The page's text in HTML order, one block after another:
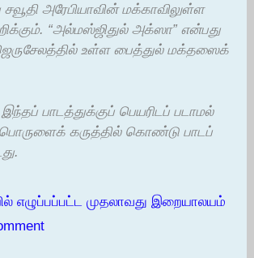
அரேபியாவின் மக்காவிலுள்ள
“அல்மஸ்ஜிதுல் அக்ஸா” என்பது
உள்ள பைத்துல் மக்தஸைக்
இந்தப் பாடத்துக்குப் பெயரிடப் படாமல்
கருத்தில் கொண்டு பாடப்
எழுப்பப்பட்ட முதலாவது இறையாலயம்